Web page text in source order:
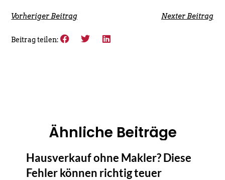
Vorheriger Beitrag Nexter Beitrag
Beitrag teilen:
Ähnliche Beiträge
Hausverkauf ohne Makler? Diese
Fehler können richtig teuer